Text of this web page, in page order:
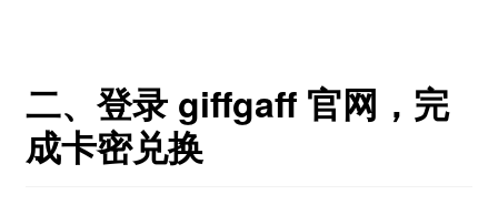
二、登录 giffgaff 官网，完
成卡密兑换